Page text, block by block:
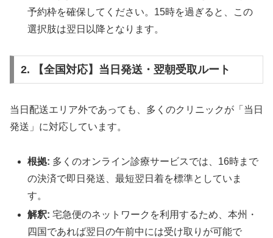
予約枠を確保してください。15時を過ぎると、この
選択肢は翌日以降となります。
2. 【全国対応】当日発送・翌朝受取ルート
当日配送エリア外であっても、多くのクリニックが「当日
発送」に対応しています。
根拠: 多くのオンライン診療サービスでは、16時まで
の決済で即日発送、最短翌日着を標準としていま
す。
解釈: 宅急便のネットワークを利用するため、本州・
四国であれば翌日の午前中には受け取りが可能で